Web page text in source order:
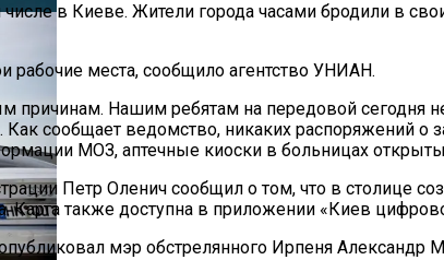
в Киеве. Жители города часами бродили в
рабочие места, сообщило агентство УНИАН.
причинам. Нашим ребятам на передовой сегодня
сообщает ведомство, никаких распоряжений о
МОЗ, аптечные киоски в больницах
Петр Оленич сообщил о том, что в столице
Карта также доступна в приложении «Киев
мэр обстрелянного Ирпеня Александр